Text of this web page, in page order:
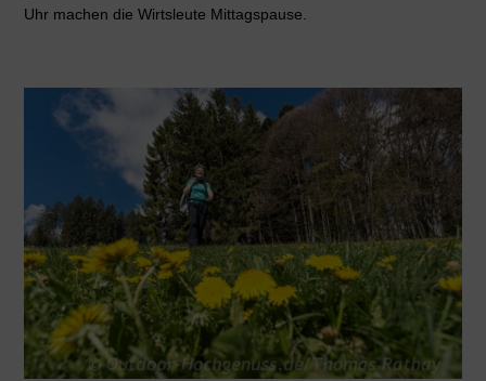
Uhr machen die Wirtsleute Mittagspause.